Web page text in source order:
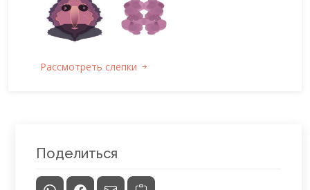
Рассмотреть слепки
Поделиться